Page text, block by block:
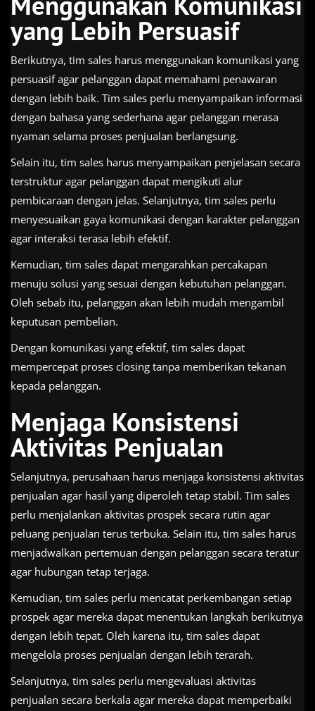
yang Lebih Persuasif
Berikutnya, tim sales harus menggunakan komunikasi yang
persuasif agar pelanggan dapat memahami penawaran
dengan lebih baik. Tim sales perlu menyampaikan informasi
dengan bahasa yang sederhana agar pelanggan merasa
nyaman selama proses penjualan berlangsung.
Selain itu, tim sales harus menyampaikan penjelasan secara
terstruktur agar pelanggan dapat mengikuti alur
pembicaraan dengan jelas. Selanjutnya, tim sales perlu
menyesuaikan gaya komunikasi dengan karakter pelanggan
agar interaksi terasa lebih efektif.
Kemudian, tim sales dapat mengarahkan percakapan
menuju solusi yang sesuai dengan kebutuhan pelanggan.
Oleh sebab itu, pelanggan akan lebih mudah mengambil
keputusan pembelian.
Dengan komunikasi yang efektif, tim sales dapat
mempercepat proses closing tanpa memberikan tekanan
kepada pelanggan.
Menjaga Konsistensi
Aktivitas Penjualan
Selanjutnya, perusahaan harus menjaga konsistensi aktivitas
penjualan agar hasil yang diperoleh tetap stabil. Tim sales
perlu menjalankan aktivitas prospek secara rutin agar
peluang penjualan terus terbuka. Selain itu, tim sales harus
menjadwalkan pertemuan dengan pelanggan secara teratur
agar hubungan tetap terjaga.
Kemudian, tim sales perlu mencatat perkembangan setiap
prospek agar mereka dapat menentukan langkah berikutnya
dengan lebih tepat. Oleh karena itu, tim sales dapat
mengelola proses penjualan dengan lebih terarah.
Selanjutnya, tim sales perlu mengevaluasi aktivitas
penjualan secara berkala agar mereka dapat memperbaiki